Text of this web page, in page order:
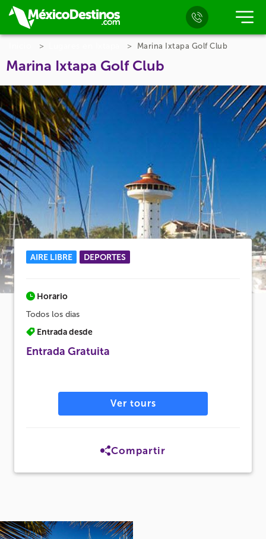
Marina Ixtapa Golf Club
Marina Ixtapa Golf Club
AIRE LIBRE DEPORTES
Horario
Todos los dias
Entrada desde
Entrada Gratuita
Ver tours
Compartir